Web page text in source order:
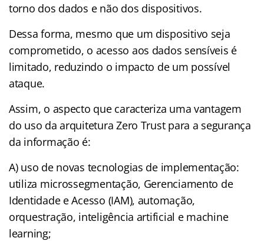
torno dos dados e não dos dispositivos.
Dessa forma, mesmo que um dispositivo seja
comprometido, o acesso aos dados sensíveis é
limitado, reduzindo o impacto de um possível
ataque.
Assim, o aspecto que caracteriza uma vantagem
do uso da arquitetura Zero Trust para a segurança
da informação é:
A) uso de novas tecnologias de implementação:
utiliza microssegmentação, Gerenciamento de
Identidade e Acesso (IAM), automação,
orquestração, inteligência artificial e machine
learning;